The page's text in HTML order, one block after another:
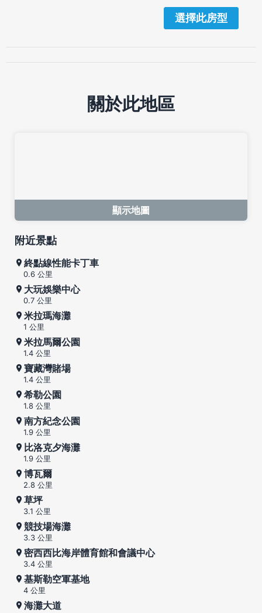
選擇此房型
關於此地區
顯示地圖
附近景點
終點線性能卡丁車
0.6 公里
大玩娛樂中心
0.7 公里
米拉瑪海灘
1 公里
米拉馬爾公園
1.4 公里
寶藏灣賭場
1.4 公里
希勒公園
1.8 公里
南方紀念公園
1.9 公里
比洛克夕海灘
1.9 公里
博瓦爾
2.8 公里
草坪
3.1 公里
競技場海灘
3.3 公里
密西西比海岸體育館和會議中心
3.4 公里
基斯勒空軍基地
4 公里
海灘大道